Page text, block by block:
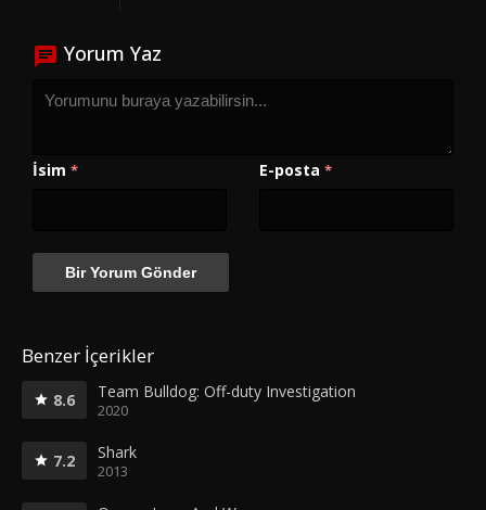
Yorum Yaz
İsim * E-posta *
Benzer İçerikler
8.6 Team Bulldog: Off-duty Investigation
2020
7.2 Shark
2013